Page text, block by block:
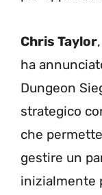
Chris Taylor
ha
Dungeon
strategico
che
gestire un
inizialmente